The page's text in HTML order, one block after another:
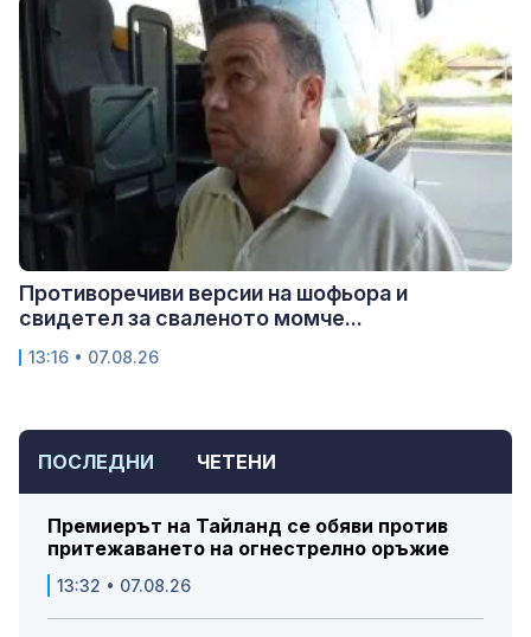
ПОСЛЕДНИ ЧЕТЕНИ
Премиерът на Тайланд се обяви против
притежаването на огнестрелно оръжие
13:32 • 07.08.26
Противоречиви версии на шофьора и
свидетел за сваленото момче...
13:16 • 07.08.26